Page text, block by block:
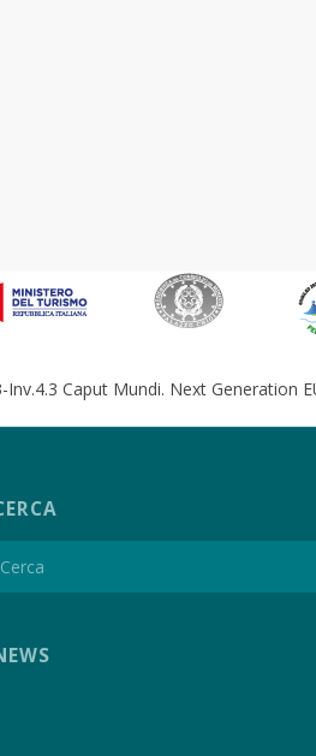
Inv.4.3 Caput Mundi. Next Generation